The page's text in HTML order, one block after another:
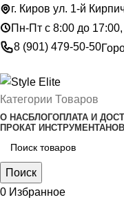
г. Киров ул. 1-й
Пн-Пт с 8:00 до
8 (901) 479-50-50
Категории Товаров
О НАСБЛОГОПЛАТА И
ПРОКАТ ИНСТРУМЕНТА
Поиск
0 Избранное